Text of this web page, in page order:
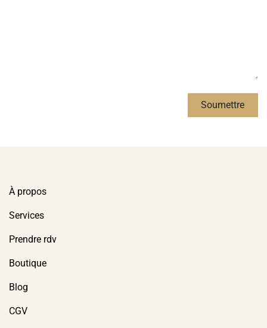
Soumettre
À propos
Services
Prendre rdv
Boutique
Blog
CGV